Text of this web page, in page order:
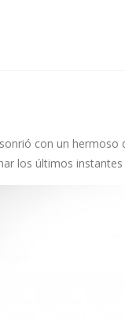
con un hermoso
los últimos instantes